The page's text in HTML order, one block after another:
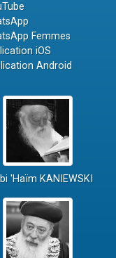
Femmes
iOS
Android
'Haïm KANIEWSKI